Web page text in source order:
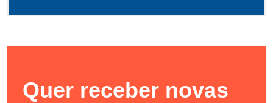
Quer receber novas